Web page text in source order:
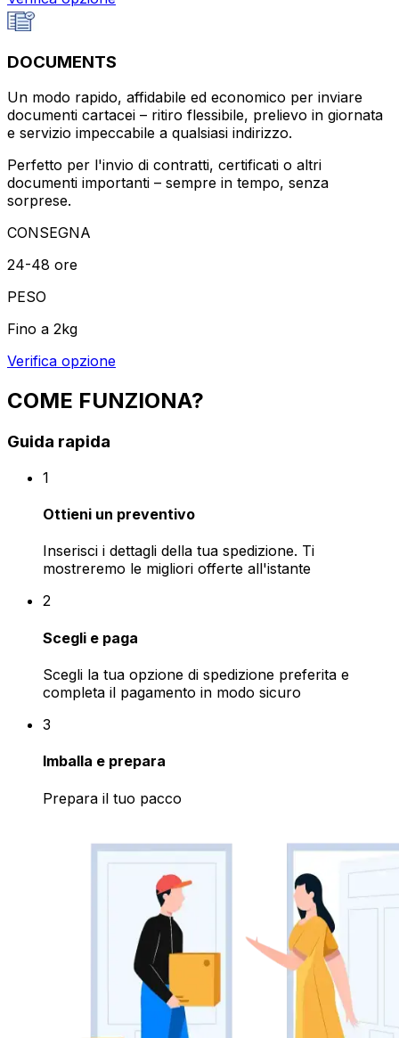
DOCUMENTS
Un modo rapido, affidabile ed economico per inviare
documenti cartacei – ritiro flessibile, prelievo in giornata
e servizio impeccabile a qualsiasi indirizzo.
Perfetto per l'invio di contratti, certificati o altri
documenti importanti – sempre in tempo, senza
sorprese.
CONSEGNA
24-48 ore
PESO
Fino a 2kg
Verifica opzione
COME FUNZIONA?
Guida rapida
1
Ottieni un preventivo
Inserisci i dettagli della tua spedizione. Ti
mostreremo le migliori offerte all'istante
2
Scegli e paga
Scegli la tua opzione di spedizione preferita e
completa il pagamento in modo sicuro
3
Imballa e prepara
Prepara il tuo pacco